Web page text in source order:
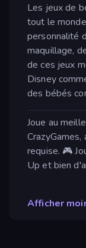
Les jeux de
tout le
personnalité
maquillage,
de ces jeux
Disney
des bébés
Joue au
requise. 🎮
Up et bien
Afficher